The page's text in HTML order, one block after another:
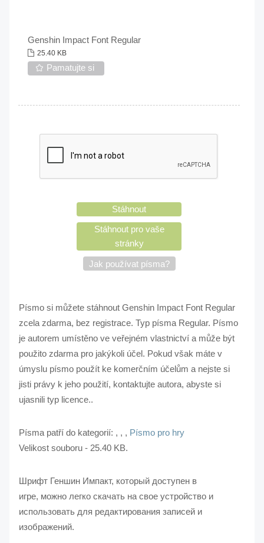
Genshin Impact Font Regular
25.40 KB
Pamatujte si
Stáhnout
Stáhnout pro vaše
stránky
Jak používat písma?
Písmo si můžete stáhnout Genshin Impact Font Regular
zcela zdarma, bez registrace. Typ písma Regular. Písmo
je autorem umístěno ve veřejném vlastnictví a může být
použito zdarma pro jakýkoli účel. Pokud však máte v
úmyslu písmo použít ke komerčním účelům a nejste si
jisti právy k jeho použití, kontaktujte autora, abyste si
ujasnili typ licence..
Písma patří do kategorií: , , , Písmo pro hry
Velikost souboru - 25.40 KB.
Шрифт Геншин Импакт, который доступен в
игре, можно легко скачать на свое устройство и
использовать для редактирования записей и
изображений.